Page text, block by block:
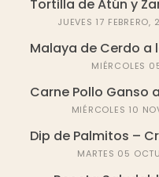
Tortilla de Atún y
JUEVES 17 FEBRERO,
Malaya de Cerdo a
MIÉRCOLES
Carne Pollo Ganso
MIÉRCOLES 10
Dip de Palmitos –
MARTES 05